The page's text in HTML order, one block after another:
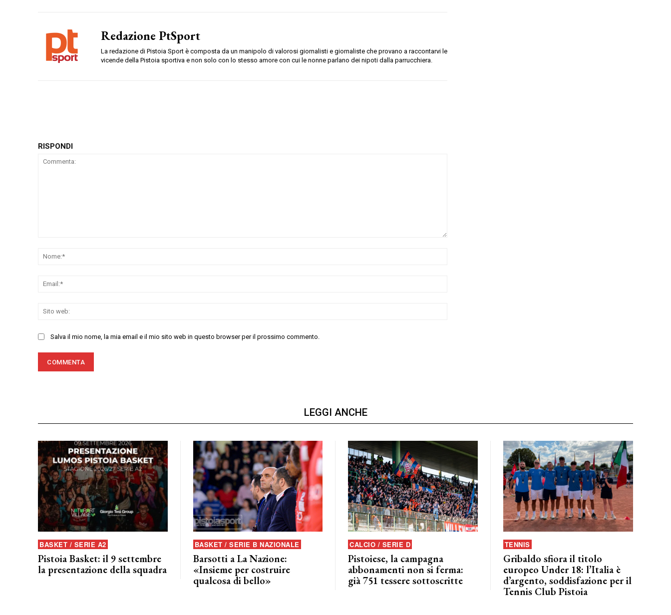
Redazione PtSport
La redazione di Pistoia Sport è composta da un manipolo di valorosi giornalisti e giornaliste che provano a raccontarvi le
vicende della Pistoia sportiva e non solo con lo stesso amore con cui le nonne parlano dei nipoti dalla parrucchiera.
RISPONDI
Salva il mio nome, la mia email e il mio sito web in questo browser per il prossimo commento.
LEGGI ANCHE
BASKET / SERIE A2
Pistoia Basket: il 9 settembre
la presentazione della squadra
BASKET / SERIE B NAZIONALE
Barsotti a La Nazione:
«Insieme per costruire
qualcosa di bello»
CALCIO / SERIE D
Pistoiese, la campagna
abbonamenti non si ferma:
già 751 tessere sottoscritte
TENNIS
Gribaldo sfiora il titolo
europeo Under 18: l’Italia è
d’argento, soddisfazione per il
Tennis Club Pistoia